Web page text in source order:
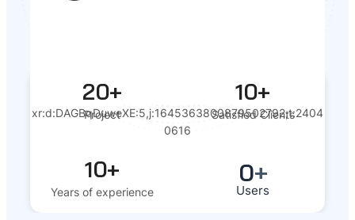
xr:d:DAGBqDuweXE:5,j:1645363800879502792,t:2404
0616
20+
Project
10+
Satisfied Clients
10+
Years of experience
0+
Users